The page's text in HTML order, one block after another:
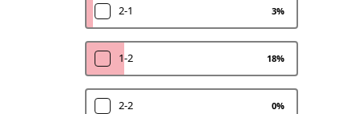
2-1 3%
1-2 18%
2-2 0%